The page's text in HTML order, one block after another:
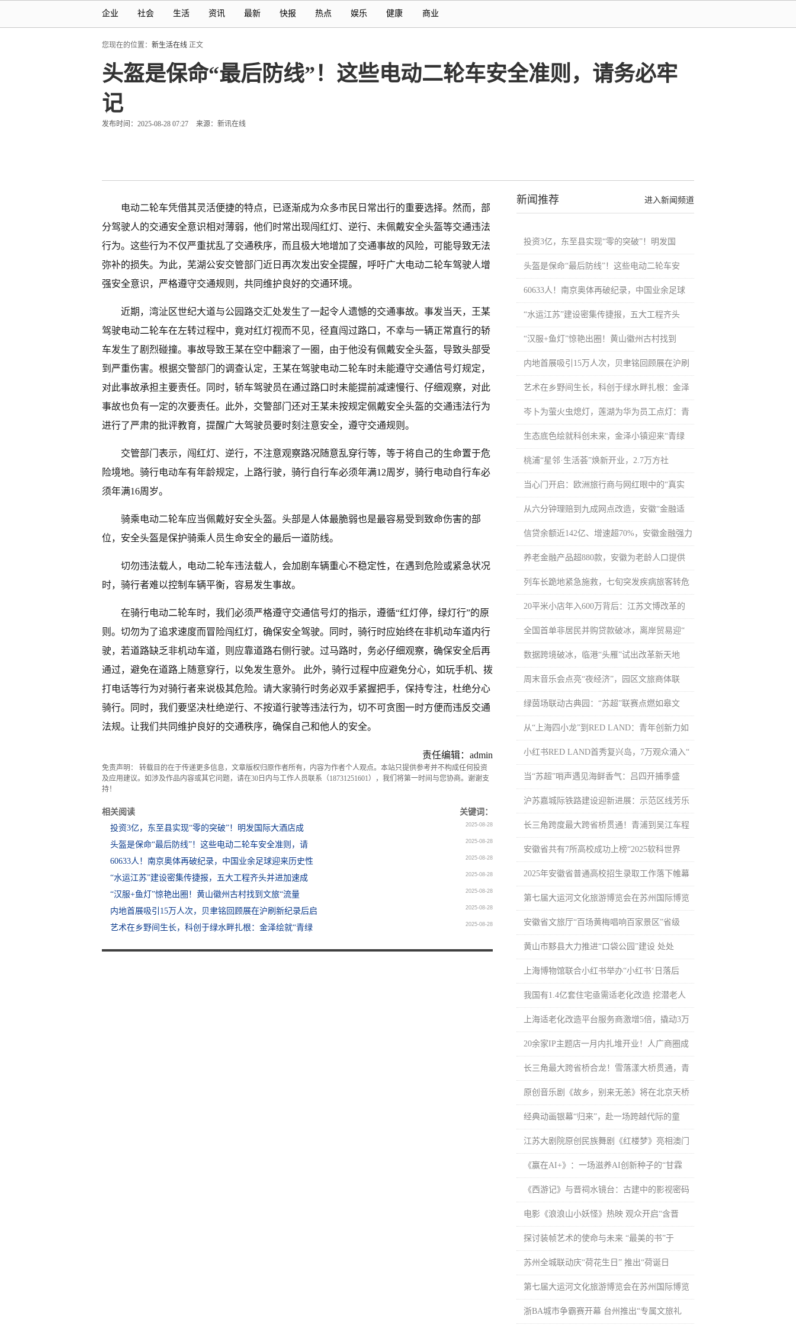
企业 社会 生活 资讯 最新 快报 热点 娱乐 健康 商业
您现在的位置： 新生活在线 正文
头盔是保命“最后防线”！这些电动二轮车安全准则，请务必牢
记
发布时间：2025-08-28 07:27 来源：新讯在线
电动二轮车凭借其灵活便捷的特点，已逐渐成为众多市民日常出行的重要选择。然而，部
分驾驶人的交通安全意识相对薄弱，他们时常出现闯红灯、逆行、未佩戴安全头盔等交通违法
行为。这些行为不仅严重扰乱了交通秩序，而且极大地增加了交通事故的风险，可能导致无法
弥补的损失。为此，芜湖公安交管部门近日再次发出安全提醒，呼吁广大电动二轮车驾驶人增
强安全意识，严格遵守交通规则，共同维护良好的交通环境。
近期，湾沚区世纪大道与公园路交汇处发生了一起令人遗憾的交通事故。事发当天，王某
驾驶电动二轮车在左转过程中，竟对红灯视而不见，径直闯过路口，不幸与一辆正常直行的轿
车发生了剧烈碰撞。事故导致王某在空中翻滚了一圈，由于他没有佩戴安全头盔，导致头部受
到严重伤害。根据交警部门的调查认定，王某在驾驶电动二轮车时未能遵守交通信号灯规定，
对此事故承担主要责任。同时，轿车驾驶员在通过路口时未能提前减速慢行、仔细观察，对此
事故也负有一定的次要责任。此外，交警部门还对王某未按规定佩戴安全头盔的交通违法行为
进行了严肃的批评教育，提醒广大驾驶员要时刻注意安全，遵守交通规则。
交管部门表示，闯红灯、逆行，不注意观察路况随意乱穿行等，等于将自己的生命置于危
险境地。骑行电动车有年龄规定，上路行驶，骑行自行车必须年满12周岁，骑行电动自行车必
须年满16周岁。
骑乘电动二轮车应当佩戴好安全头盔。头部是人体最脆弱也是最容易受到致命伤害的部
位，安全头盔是保护骑乘人员生命安全的最后一道防线。
切勿违法载人，电动二轮车违法载人，会加剧车辆重心不稳定性，在遇到危险或紧急状况
时，骑行者难以控制车辆平衡，容易发生事故。
在骑行电动二轮车时，我们必须严格遵守交通信号灯的指示，遵循“红灯停，绿灯行”的原
则。切勿为了追求速度而冒险闯红灯，确保安全驾驶。同时，骑行时应始终在非机动车道内行
驶，若道路缺乏非机动车道，则应靠道路右侧行驶。过马路时，务必仔细观察，确保安全后再
通过，避免在道路上随意穿行，以免发生意外。 此外，骑行过程中应避免分心，如玩手机、拨
打电话等行为对骑行者来说极其危险。请大家骑行时务必双手紧握把手，保持专注，杜绝分心
骑行。同时，我们要坚决杜绝逆行、不按道行驶等违法行为，切不可贪图一时方便而违反交通
法规。让我们共同维护良好的交通秩序，确保自己和他人的安全。
责任编辑：admin
免责声明： 转载目的在于传递更多信息，文章版权归原作者所有，内容为作者个人观点。本站只提供参考并不构成任何投资
及应用建议。如涉及作品内容或其它问题，请在30日内与工作人员联系（18731251601），我们将第一时间与您协商。谢谢支
持！
相关阅读
关键词：
投资3亿，东至县实现“零的突破”！明发国际大酒店成
2025-08-28
头盔是保命“最后防线”！这些电动二轮车安全准则，请 2025-08-28
60633人！南京奥体再破纪录，中国业余足球迎来历史性 2025-08-28
“水运江苏”建设密集传捷报，五大工程齐头并进加速成 2025-08-28
“汉服+鱼灯”惊艳出圈！黄山徽州古村找到文旅“流量 2025-08-28
内地首展吸引15万人次，贝聿铭回顾展在沪刷新纪录后启 2025-08-28
艺术在乡野间生长，科创于绿水畔扎根：金泽绘就“青绿 2025-08-28
进入新闻频道
新闻推荐
投资3亿，东至县实现“零的突破”！明发国
头盔是保命“最后防线”！这些电动二轮车安
60633人！南京奥体再破纪录，中国业余足球
“水运江苏”建设密集传捷报，五大工程齐头
“汉服+鱼灯”惊艳出圈！黄山徽州古村找到
内地首展吸引15万人次，贝聿铭回顾展在沪刷
艺术在乡野间生长，科创于绿水畔扎根：金泽
岑卜为萤火虫熄灯，莲湖为华为员工点灯：青
生态底色绘就科创未来，金泽小镇迎来“青绿
桃浦“星邻·生活荟”焕新开业，2.7万方社
当心门开启：欧洲旅行商与网红眼中的“真实
从六分钟理赔到九成网点改造，安徽“金融适
信贷余额近142亿、增速超70%，安徽金融强力
养老金融产品超880款，安徽为老龄人口提供
列车长跪地紧急施救，七旬突发疾病旅客转危
20平米小店年入600万背后：江苏文博改革的
全国首单非居民并购贷款破冰，离岸贸易迎“
数据跨境破冰，临港“头雁”试出改革新天地
周末音乐会点亮“夜经济”，园区文旅商体联
绿茵场联动古典园：“苏超”联赛点燃如皋文
从“上海四小龙”到RED LAND：青年创新力如
小红书RED LAND首秀复兴岛，7万观众涌入“
当“苏超”哨声遇见海鲜香气：吕四开捕季盛
沪苏嘉城际铁路建设迎新进展：示范区线芳乐
长三角跨度最大跨省桥贯通！青浦到吴江车程
安徽省共有7所高校成功上榜“2025软科世界
2025年安徽省普通高校招生录取工作落下帷幕
第七届大运河文化旅游博览会在苏州国际博览
安徽省文旅厅“百场黄梅唱响百家景区”省级
黄山市黟县大力推进“口袋公园”建设 处处
上海博物馆联合小红书举办“小红书‘日落后
我国有1.4亿套住宅亟需适老化改造 挖潜老人
上海适老化改造平台服务商激增5倍，撬动3万
20余家IP主题店一月内扎堆开业！人广商圈成
长三角最大跨省桥合龙！雪落漾大桥贯通，青
原创音乐剧《故乡，别来无恙》将在北京天桥
经典动画银幕“归来”，赴一场跨越代际的童
江苏大剧院原创民族舞剧《红楼梦》亮相澳门
《赢在AI+》：一场滋养AI创新种子的“甘霖
《西游记》与晋祠水镜台：古建中的影视密码
电影《浪浪山小妖怪》热映 观众开启“含晋
探讨装帧艺术的使命与未来 “最美的书”于
苏州全城联动庆“荷花生日” 推出“荷诞日
第七届大运河文化旅游博览会在苏州国际博览
浙BA城市争霸赛开幕 台州推出“专属文旅礼